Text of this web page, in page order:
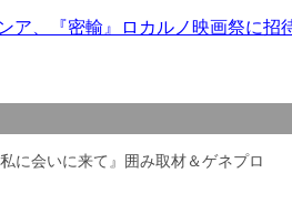
ア、『密輸』ロカルノ映画祭に招
に会いに来て』囲み取材＆ゲネプロ